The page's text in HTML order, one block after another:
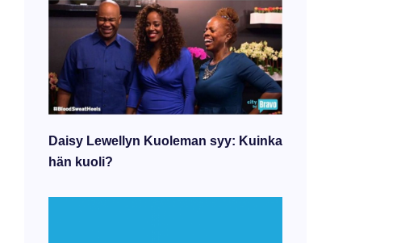
Daisy Lewellyn Kuoleman syy: Kuinka
hän kuoli?